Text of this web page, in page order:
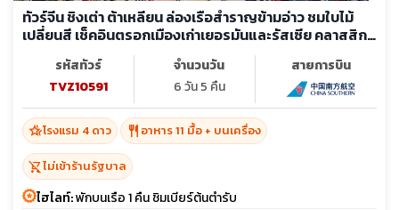
ทัวร์จีน ชิงเต่า ต้าเหลียน ล่องเรือสำราญข้ามอ่าว ชมใบไม้
เปลี่ยนสี เช็คอินตรอกเมืองเก่าเยอรมันและรัสเซีย คลาสสิก
รหัสทัวร์
TVZ10591
จำนวนวัน
6 วัน 5 คืน
สายการบิน
hotel_classโรงแรม 4 ดาว restaurant อาหาร 11 มื้อ + บนเครื่อง
shopping_cart_offไม่เข้าร้านรัฐบาล
ไฮไลท์:พักบนเรือ 1 คืน ชิมเบียร์ต้นตำรับ